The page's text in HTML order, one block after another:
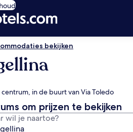
bekijken
in de buurt van Via Toledo
om prijzen te bekijken
wil je naartoe?